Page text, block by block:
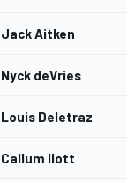
Jack Aitken
Nyck deVries
Louis Deletraz
Callum Ilott